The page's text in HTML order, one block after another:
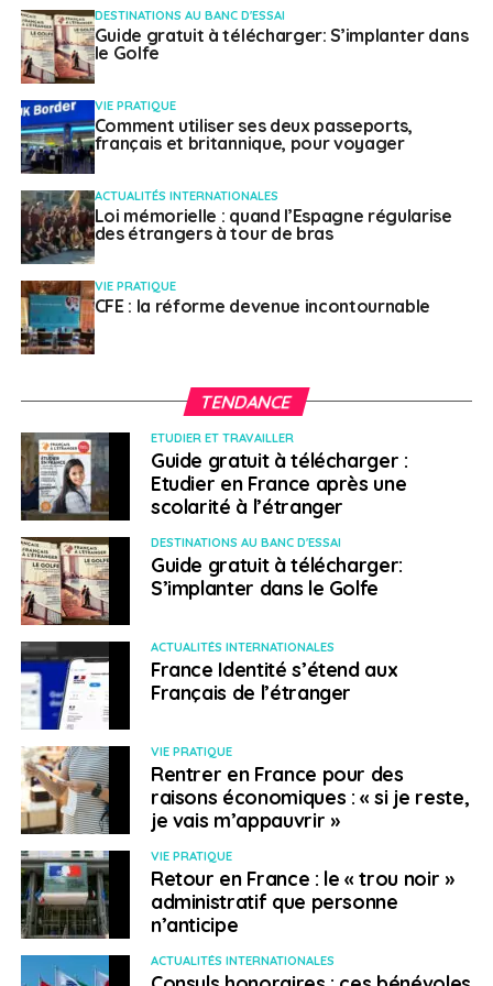
Kampala.
> République centrafricaine
Jours à venir.La situation sécuritaire demeure
préoccupante en Centrafrique, particulièrement à
Bangui, après l’attaque menée le 13 janvier dans les
quartiers sud de la capitale par les rebelles de la
Coalition des patriotes pour le changement (CPC). En
dépit des opérations de sécurisation et du couvre-feu
instauré entre 18h et 5h, des membres de cette
coalition armée sont présents à proximité de Bangui.
Sur le plan électoral, la réélection controversée du
président Faustin Archange Touadéra pour un
constitutionnelle. De fait, cette validation accentue
aussi le risque de nouveaux affrontements aux abords
de la capitale.
> Soudan
Jours à venir
. Plus de 80 personnes ont perdu la vie lors
de violences entre tribus rivales les 17 et 18 janvier
derniers à Geneina, capitale du Darfour-Occidental.
semaines après la fin de la mission de paix conjointe de
l’ONU et de l’Union africaine (Minuad) dans cette région.
Le vide consécutif à ces retraits laisse planer de
place, début janvier, de la Nouvelle Mission intégrée
d’assistance à la transition au Soudan (Unitams).
Afrique du
Nord/Moyen-Orient
> Tunisie
DESTINATIONS AU BANC D'ESSAI
Guide gratuit à télécharger: S’implanter dans
le Golfe
VIE PRATIQUE
Comment utiliser ses deux passeports,
français et britannique, pour voyager
ACTUALITÉS INTERNATIONALES
Loi mémorielle : quand l’Espagne régularise
des étrangers à tour de bras
VIE PRATIQUE
CFE : la réforme devenue incontournable
TENDANCE
ETUDIER ET TRAVAILLER
Guide gratuit à télécharger :
Etudier en France après une
scolarité à l’étranger
DESTINATIONS AU BANC D'ESSAI
Guide gratuit à télécharger:
S’implanter dans le Golfe
ACTUALITÉS INTERNATIONALES
France Identité s’étend aux
Français de l’étranger
VIE PRATIQUE
Rentrer en France pour des
raisons économiques : « si je reste,
je vais m’appauvrir »
VIE PRATIQUE
Retour en France : le « trou noir »
administratif que personne
n’anticipe
ACTUALITÉS INTERNATIONALES